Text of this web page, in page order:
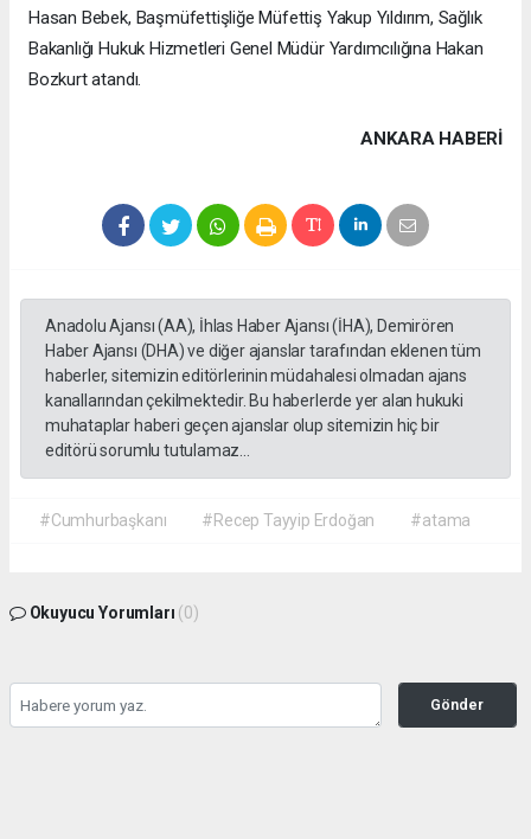
Hasan Bebek, Başmüfettişliğe Müfettiş Yakup Yıldırım, Sağlık
Bakanlığı Hukuk Hizmetleri Genel Müdür Yardımcılığına Hakan
Bozkurt atandı.
ANKARA HABERİ
Anadolu Ajansı (AA), İhlas Haber Ajansı (İHA), Demirören
Haber Ajansı (DHA) ve diğer ajanslar tarafından eklenen tüm
haberler, sitemizin editörlerinin müdahalesi olmadan ajans
kanallarından çekilmektedir. Bu haberlerde yer alan hukuki
muhataplar haberi geçen ajanslar olup sitemizin hiç bir
editörü sorumlu tutulamaz...
#Cumhurbaşkanı #Recep Tayyip Erdoğan #atama
Okuyucu Yorumları (0)
Gönder